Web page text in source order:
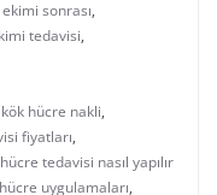
sonrası,
tedavisi,
hücre nakli,
fiyatları,
tedavisi nasıl yapılır
uygulamaları,